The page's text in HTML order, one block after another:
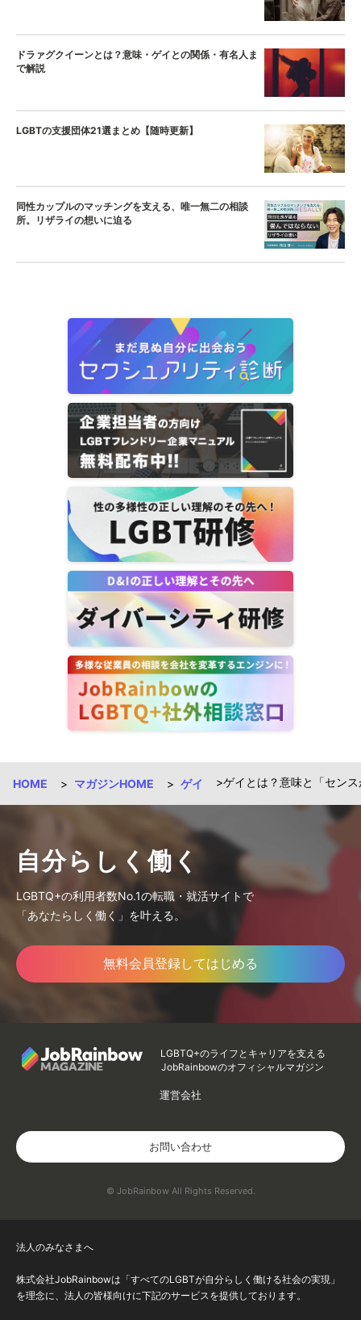
ドラァグクイーンとは？意味・ゲイとの関係・有名人ま
で解説
LGBTの支援団体21選まとめ【随時更新】
同性カップルのマッチングを支える、唯一無二の相談
所。リザライの想いに迫る
HOME マガジンHOME ゲイ ゲイとは？意味と「セン
自分らしく働く
LGBTQ+の利用者数No.1の転職・就活サイトで
「あなたらしく働く」を叶える。
無料会員登録してはじめる
LGBTQ+のライフとキャリアを支える
JobRainbowのオフィシャルマガジン
運営会社
お問い合わせ
© JobRainbow All Rights Reserved.
法人のみなさまへ
株式会社JobRainbowは「すべてのLGBTが自分らしく働ける社会の実現」
を理念に、法人の皆様向けに下記のサービスを提供しております。